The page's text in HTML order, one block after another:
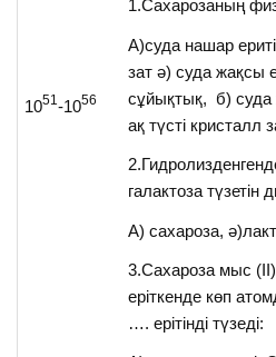
1051-1056
1.Сахарозаның
А)суда нашар
зат ә) суда жақсы
сұйықтық, б) суда
ақ түсті кристалл
галактоза түзетін
А) сахароза,
3.Сахароза мыс
еріткенде көп
…. ерітінді түзеді: